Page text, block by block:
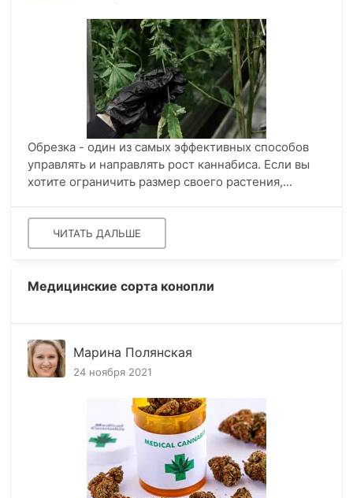
Обрезка - один из самых эффективных способов
управлять и направлять рост каннабиса. Если вы
хотите ограничить размер своего растения,...
ЧИТАТЬ ДАЛЬШЕ
Медицинские сорта конопли
Марина Полянская
24 ноября 2021